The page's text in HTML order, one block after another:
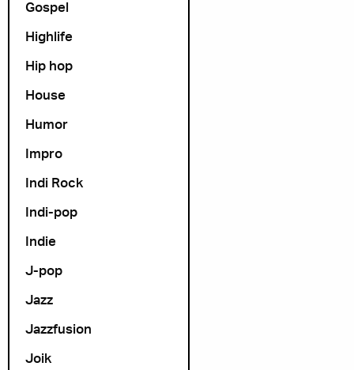
Gospel
Highlife
Hip hop
House
Humor
Impro
Indi Rock
Indi-pop
Indie
J-pop
Jazz
Jazzfusion
Joik